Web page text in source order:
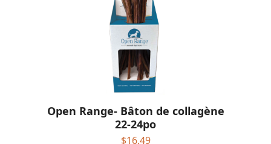
Open Range- Bâton de collagène
22-24po
$16.49